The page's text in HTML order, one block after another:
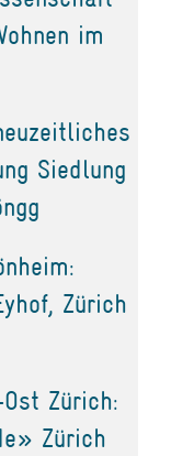
im
Siedlung
Zürich
Zürich:
Zürich